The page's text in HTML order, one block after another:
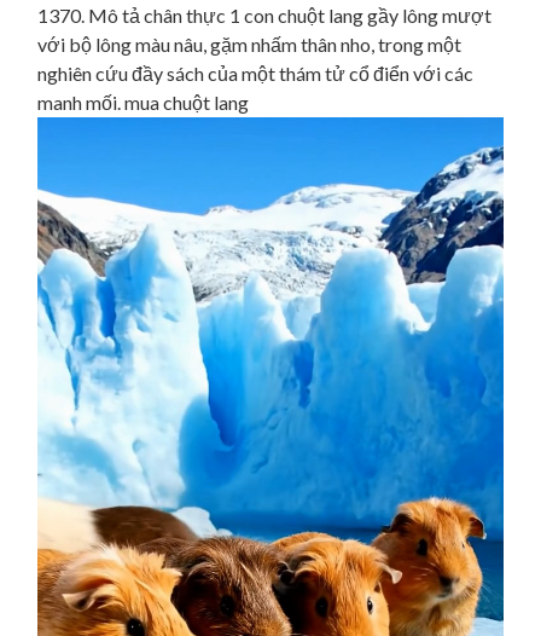
1370. Mô tả chân thực 1 con chuột lang gầy lông mượt
với bộ lông màu nâu, gặm nhấm thân nho, trong một
nghiên cứu đầy sách của một thám tử cổ điển với các
manh mối. mua chuột lang